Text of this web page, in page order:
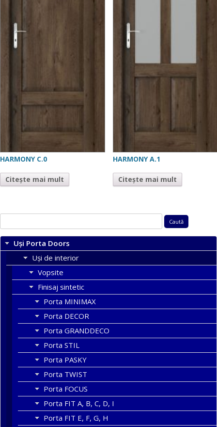
HARMONY C.0
Citește mai mult
HARMONY A.1
Citește mai mult
după:
Uși Porta Doors
Uși de interior
Vopsite
Finisaj sintetic
Porta MINIMAX
Porta DECOR
Porta GRANDDECO
Porta STIL
Porta PASKY
Porta TWIST
Porta FOCUS
Porta FIT A, B, C, D, I
Porta FIT E, F, G, H